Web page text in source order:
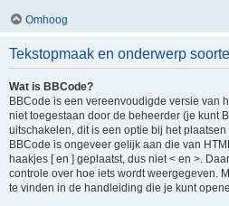
Omhoog
Tekstopmaak en onderwerp
Wat is BBCode?
BBCode is een vereenvoudigde versie van
niet toegestaan door de beheerder (je kunt
uitschakelen, dit is een optie bij het
BBCode is ongeveer gelijk aan die van
haakjes [ en ] geplaatst, dus niet < en >.
controle over hoe iets wordt weergegeven.
te vinden in de handleiding die je kunt